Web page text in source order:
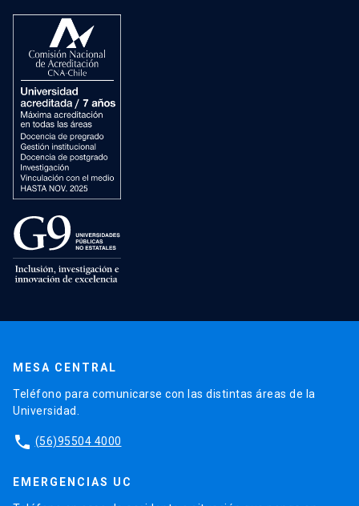
MESA CENTRAL
Teléfono para comunicarse con las distintas áreas de la
Universidad.
phone (56)95504 4000
EMERGENCIAS UC